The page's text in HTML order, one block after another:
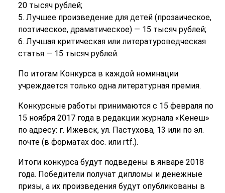
20 тысяч рублей;
5. Лучшее произведение для детей (прозаическое,
поэтическое, драматическое) — 15 тысяч рублей;
6. Лучшая критическая или литературоведческая
статья — 15 тысяч рублей.
По итогам Конкурса в каждой номинации
учреждается только одна литературная премия.
Конкурсные работы принимаются с 15 февраля по
15 ноября 2017 года в редакции журнала «Кенеш»
по адресу: г. Ижевск, ул. Пастухова, 13 или по эл.
почте (в форматах doc. или rtf.).
Итоги конкурса будут подведены в январе 2018
года. Победители получат дипломы и денежные
призы, а их произведения будут опубликованы в